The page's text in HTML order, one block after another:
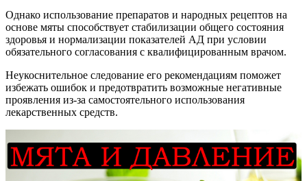
Однако использование препаратов и народных рецептов на
основе мяты способствует стабилизации общего состояния
здоровья и нормализации показателей АД при условии
обязательного согласования с квалифицированным врачом.
Неукоснительное следование его рекомендациям поможет
избежать ошибок и предотвратить возможные негативные
проявления из-за самостоятельного использования
лекарственных средств.